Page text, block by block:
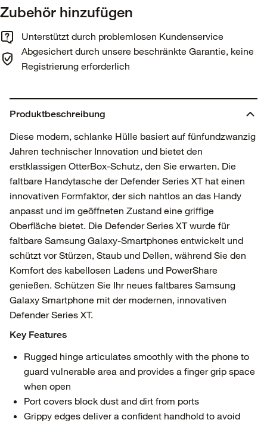
Zubehör hinzufügen
Unterstützt durch problemlosen Kundenservice
Abgesichert durch unsere beschränkte Garantie, keine
Registrierung erforderlich
Produktbeschreibung
Diese modern, schlanke Hülle basiert auf fünfundzwanzig
Jahren technischer Innovation und bietet den
erstklassigen OtterBox-Schutz, den Sie erwarten. Die
faltbare Handytasche der Defender Series XT hat einen
innovativen Formfaktor, der sich nahtlos an das Handy
anpasst und im geöffneten Zustand eine griffige
Oberfläche bietet. Die Defender Series XT wurde für
faltbare Samsung Galaxy-Smartphones entwickelt und
schützt vor Stürzen, Staub und Dellen, während Sie den
Komfort des kabellosen Ladens und PowerShare
genießen. Schützen Sie Ihr neues faltbares Samsung
Galaxy Smartphone mit der modernen, innovativen
Defender Series XT.
Key Features
Rugged hinge articulates smoothly with the phone to
guard vulnerable area and provides a finger grip space
when open
Port covers block dust and dirt from ports
Grippy edges deliver a confident handhold to avoid